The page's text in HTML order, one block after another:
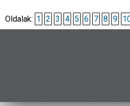
Oldalak: 1 2 3 4 5 6 7 8 9